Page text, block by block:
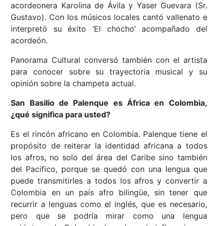
acordeonera Karolina de Ávila y Yaser Guevara (Sr.
Gustavo). Con los músicos locales cantó vallenato e
interpretó su éxito ‘El chocho’ acompañado del
acordeón.
Panorama Cultural conversó también con el artista
para conocer sobre su trayectoria musical y su
opinión sobre la champeta actual.
San Basilio de Palenque es África en Colombia,
¿qué significa para usted?
Es el rincón africano en Colombia. Palenque tiene el
propósito de reiterar la identidad africana a todos
los afros, no solo del área del Caribe sino también
del Pacifico, porque se quedó con una lengua que
puede transmitirles a todos los afros y convertir a
Colombia en un país afro bilingüe, sin tener que
recurrir a lenguas como el inglés, que es necesario,
pero que se podría mirar como una lengua